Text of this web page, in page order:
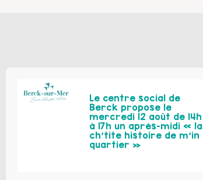
Le centre social de
Berck propose le
mercredi 12 août de 14h
à 17h un après-midi « la
ch’tite histoire de m’in
quartier »